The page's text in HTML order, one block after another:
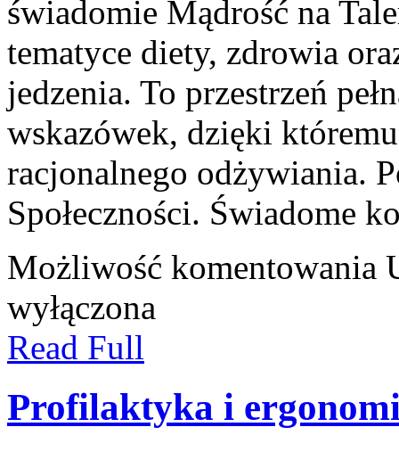
świadomie Mądrość na
tematyce diety, zdrowia
jedzenia. To przestrzeń
wskazówek, dzięki
racjonalnego odżywiania.
Społeczności. Świadome
Możliwość komentowania
wyłączona
Read Full
Profilaktyka i